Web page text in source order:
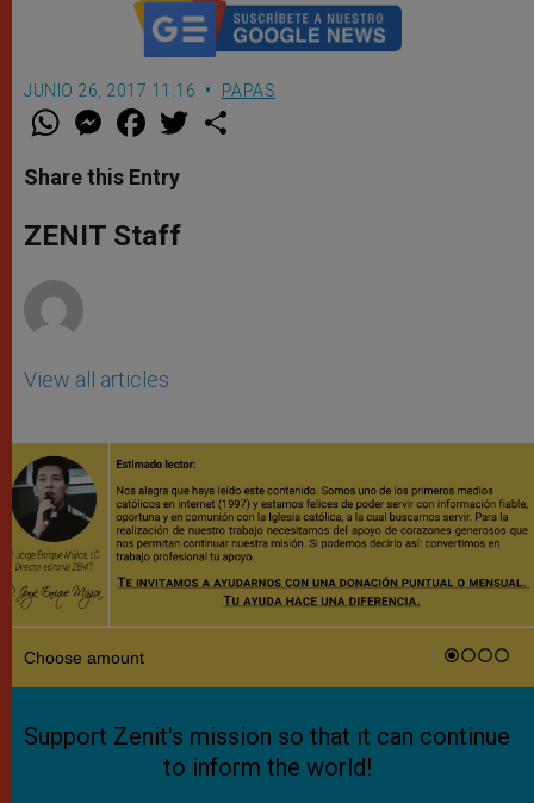
JUNIO 26, 2017 11:16 PAPAS
W
t
s
p
p
M
e
s
e
g
e
F
a
e
b
o
k
w
Share this Entry
ZENIT Staff
View all articles